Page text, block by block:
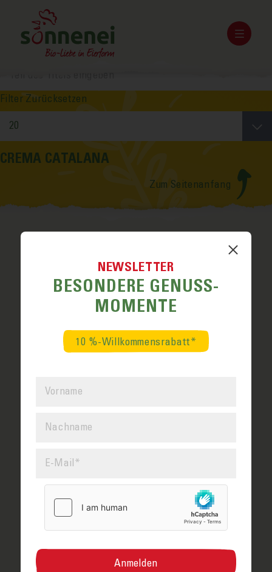
Filter Zurücksetzen
CREMA CATALANA
Zum Seitenanfang
NEWSLETTER
BESONDERE GENUSS­
MOMENTE
10 %-Willkommensrabatt*